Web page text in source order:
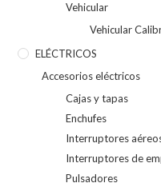
Vehicular
Vehicular
ELÉCTRICOS
Accesorios eléctricos
Cajas y tapas
Enchufes
Interruptores
Interruptores de
Pulsadores